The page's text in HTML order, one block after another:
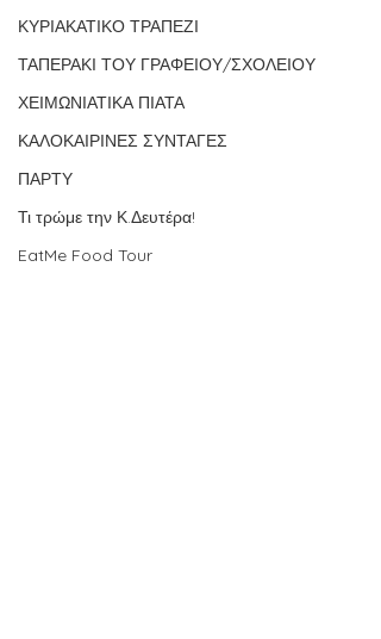
ΚΥΡΙΑΚΑΤΙΚΟ ΤΡΑΠΕΖΙ
ΤΑΠΕΡΑΚΙ ΤΟΥ ΓΡΑΦΕΙΟΥ/ΣΧΟΛΕΙΟΥ
ΧΕΙΜΩΝΙΑΤΙΚΑ ΠΙΑΤΑ
ΚΑΛΟΚΑΙΡΙΝΕΣ ΣΥΝΤΑΓΕΣ
ΠΑΡΤΥ
Τι τρώμε την Κ.Δευτέρα!
EatMe Food Tour